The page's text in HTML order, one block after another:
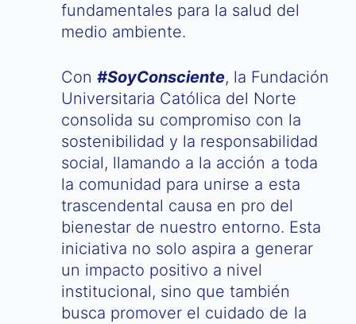
fundamentales para la salud del
medio ambiente.
Con#SoyConsciente, la Fundación
Universitaria Católica del Norte
consolida su compromiso con la
sostenibilidad y la responsabilidad
social, llamando a la acción a toda
la comunidad para unirse a esta
trascendental causa en pro del
bienestar de nuestro entorno. Esta
iniciativa no solo aspira a generar
un impacto positivo a nivel
institucional, sino que también
busca promover el cuidado de la